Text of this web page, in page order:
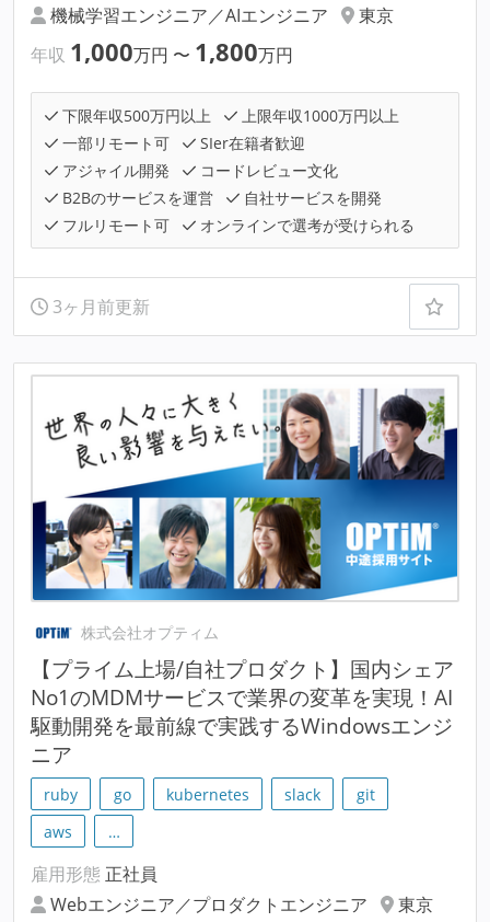
機械学習エンジニア／AIエンジニア
東京
年収 1,000万円 〜 1,800万円
下限年収500万円以上
上限年収1000万円以上
一部リモート可
SIer在籍者歓迎
アジャイル開発
コードレビュー文化
B2Bのサービスを運営
自社サービスを開発
フルリモート可
オンラインで選考が受けられる
3ヶ月前更新
株式会社オプティム
【プライム上場/自社プロダクト】国内シェア
No1のMDMサービスで業界の変革を実現！AI
駆動開発を最前線で実践するWindowsエンジ
ニア
ruby go kubernetes slack
git
aws
…
雇用形態 正社員
Webエンジニア／プロダクトエンジニア
東京